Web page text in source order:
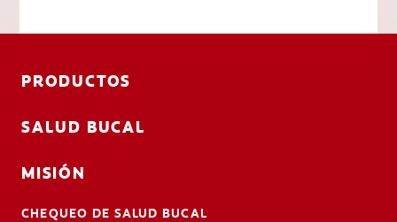
PRODUCTOS
SALUD BUCAL
MISIÓN
CHEQUEO DE SALUD BUCAL